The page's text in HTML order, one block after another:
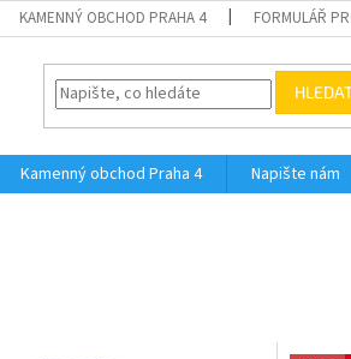
KAMENNÝ OBCHOD PRAHA 4 FORMULÁŘ
Kamenný obchod Praha 4 Napište nám